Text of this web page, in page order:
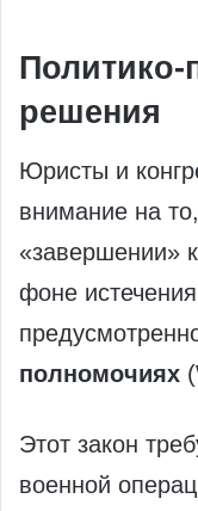
Политико-
решения
Юристы и
внимание на
«завершении»
фоне
полномочиях
Этот закон
военной